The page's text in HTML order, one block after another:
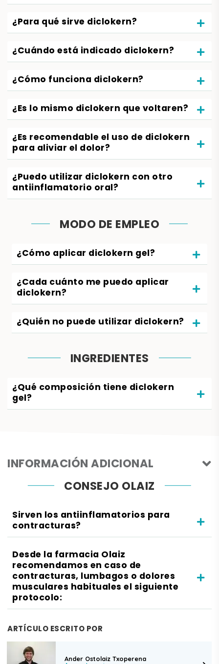
¿Para qué sirve diclokern?
¿Cuándo está indicado diclokern?
¿Cómo funciona diclokern?
¿Es lo mismo diclokern que voltaren?
¿Es recomendable el uso de diclokern
para aliviar el dolor?
¿Puedo utilizar diclokern con otro
antiinflamatorio oral?
MODO DE EMPLEO
¿Cómo aplicar diclokern gel?
¿Cada cuánto me puedo aplicar
diclokern?
¿Quién no puede utilizar diclokern?
INGREDIENTES
¿Qué composición tiene diclokern
gel?
INFORMACIÓN ADICIONAL
CONSEJO OLAIZ
Sirven los antiinflamatorios para
contracturas?
Desde la farmacia Olaiz
recomendamos en caso de
contracturas, lumbagos o dolores
musculares habituales el siguiente
protocolo:
ARTÍCULO ESCRITO POR
Ander Ostolaiz Txoperena